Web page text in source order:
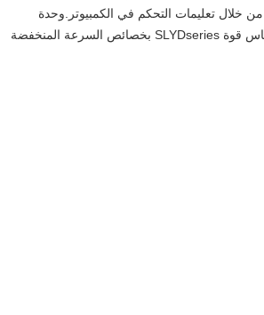
خلال تعليمات التحكم في الكمبيوتر.وحدة
اتصالات البيانات عالية السرعة تجعل النظام يتمتع بأداء أعلى في الوقت الفعلي.يتميز مقياس قوة SLYDseries بخصائص السرعة المنخفضة